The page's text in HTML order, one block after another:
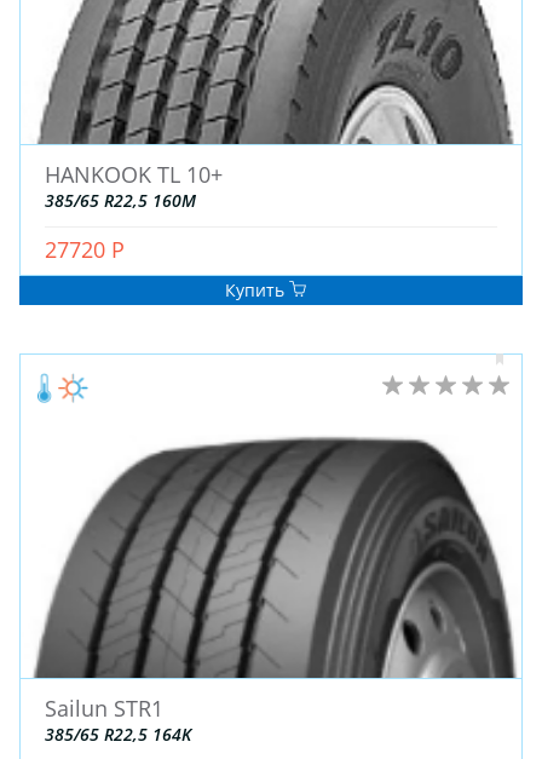
ДЛЯ ЛЕГКОВЫХ АВТО
ШИНЫ
ДИСКИ
HANKOOK TL 10+
385/65 R22,5 160M
27720 Р
Купить
Sailun STR1
385/65 R22,5 164K